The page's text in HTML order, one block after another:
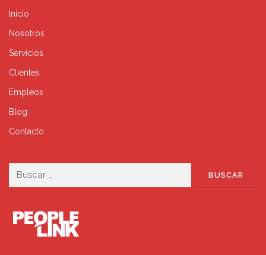
Inicio
Nosotros
Servicios
Clientes
Empleos
Blog
Contacto
Buscar: